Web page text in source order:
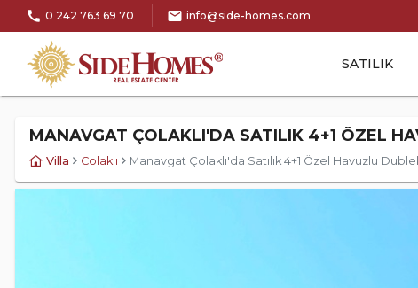
call 0 242 763 69 70 mail info@side-homes.com
SATILIK
MANAVGAT ÇOLAKLI'DA SATILIK 4+1 ÖZEL
Villa Colaklı Manavgat Çolaklı'da Satılık 4+1 Özel Havuzlu